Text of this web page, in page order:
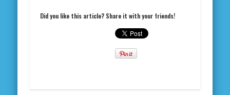
Did you like this article? Share it with your friends!